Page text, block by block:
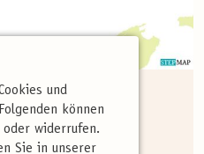
und
können
widerrufen.
Sie in unserer